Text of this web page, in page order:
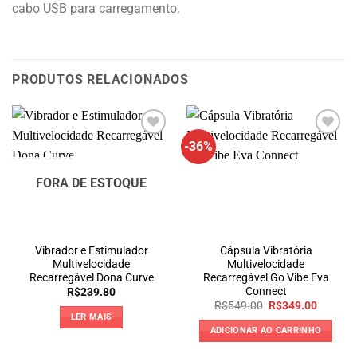
cabo USB para carregamento.
PRODUTOS RELACIONADOS
FORA DE ESTOQUE
Vibrador e Estimulador
Multivelocidade
Recarregável Dona Curve
R$239.80
LER MAIS
-36%
Cápsula Vibratória
Multivelocidade
Recarregável Go Vibe Eva
Connect
R$549.00 O
original
era:
R$549.00.
R$349.00O
atual
é:
ADICIONAR AO CARRINHO